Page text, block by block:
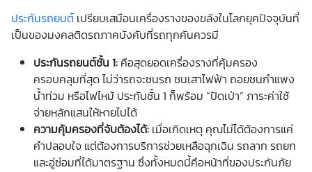
ประกันรถยนต์ เปรียบเสมือนเครื่องรางของขลังในโลกยุคปัจจุบันที่
เป็นของมงคลติดรถภาคบังคับที่รถทุกคันควรมี
ประกันรถยนต์ชั้น 1: คือสุดยอดเครื่องรางที่คุ้มครอง
ครอบคลุมที่สุด ไม่ว่ารถจะชนรถ ชนเสาไฟฟ้า ถอยชนกำแพง
น้ำท่วม หรือไฟไหม้ ประกันชั้น 1 ก็พร้อม “ปัดเป่า” ภาระค่าใช้
จ่ายหลักแสนให้หายไปได้
ความคุ้มครองที่จับต้องได้: เมื่อเกิดเหตุ คุณไม่ได้ต้องการแค่
คำปลอบใจ แต่ต้องการบริการช่วยเหลือฉุกเฉิน รถลาก รถยก
และอู่ซ่อมที่ได้มาตรฐาน ซึ่งทั้งหมดนี้คือหน้าที่ของประกันภัย